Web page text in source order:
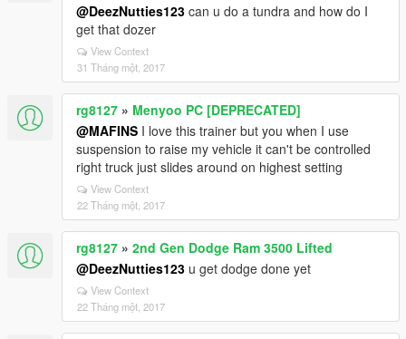
@DeezNutties123 can u do a tundra and how do I
get that dozer
View Context
31 Tháng một, 2017
rg8127 » Menyoo PC [DEPRECATED]
@MAFINS I love this trainer but you when I use
suspension to raise my vehicle it can't be controlled
right truck just slides around on highest setting
View Context
22 Tháng một, 2017
rg8127 » 2nd Gen Dodge Ram 3500 Lifted
@DeezNutties123 u get dodge done yet
View Context
22 Tháng một, 2017